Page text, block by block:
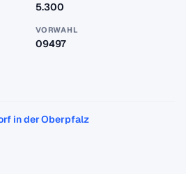
5.300
VORWAHL
09497
in der Oberpfalz